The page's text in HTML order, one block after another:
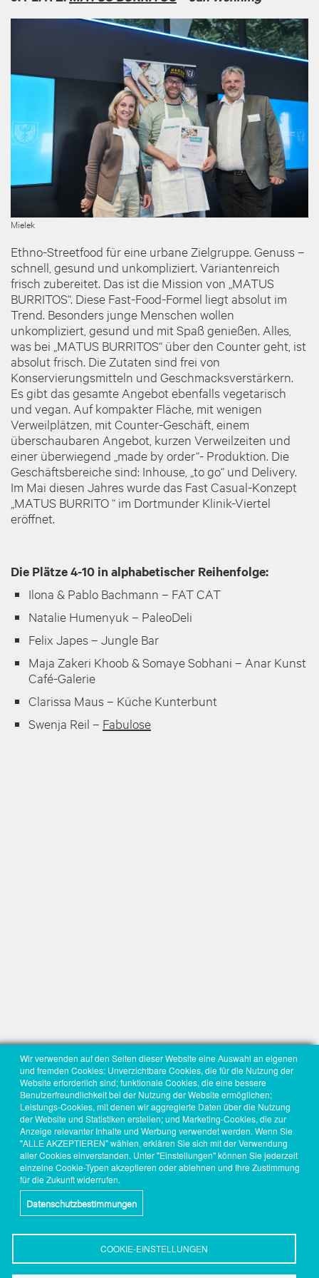
Mielek
Ethno-Streetfood für eine urbane Zielgruppe. Genuss –
schnell, gesund und unkompliziert. Variantenreich
frisch zubereitet. Das ist die Mission von „MATUS
BURRITOS“. Diese Fast-Food-Formel liegt absolut im
Trend. Besonders junge Menschen wollen
unkompliziert, gesund und mit Spaß genießen. Alles,
was bei „MATUS BURRITOS“ über den Counter geht, ist
absolut frisch. Die Zutaten sind frei von
Konservierungsmitteln und Geschmacksverstärkern.
Es gibt das gesamte Angebot ebenfalls vegetarisch
und vegan. Auf kompakter Fläche, mit wenigen
Verweilplätzen, mit Counter-Geschäft, einem
überschaubaren Angebot, kurzen Verweilzeiten und
einer überwiegend „made by order“- Produktion. Die
Geschäftsbereiche sind: Inhouse, „to go“ und Delivery.
Im Mai diesen Jahres wurde das Fast Casual-Konzept
„MATUS BURRITO “ im Dortmunder Klinik-Viertel
eröffnet.
Die Plätze 4-10 in alphabetischer Reihenfolge:
Ilona & Pablo Bachmann – FAT CAT
Natalie Humenyuk – PaleoDeli
Felix Japes – Jungle Bar
Maja Zakeri Khoob & Somaye Sobhani – Anar Kunst
Café-Galerie
Clarissa Maus – Küche Kunterbunt
Swenja Reil – Fabulose
Wir verwenden auf den Seiten dieser Website eine Auswahl an eigenen
und fremden Cookies: Unverzichtbare Cookies, die für die Nutzung der
Website erforderlich sind; funktionale Cookies, die eine bessere
Benutzerfreundlichkeit bei der Nutzung der Website ermöglichen;
Leistungs-Cookies, mit denen wir aggregierte Daten über die Nutzung
der Website und Statistiken erstellen; und Marketing-Cookies, die zur
Anzeige relevanter Inhalte und Werbung verwendet werden. Wenn Sie
"ALLE AKZEPTIEREN" wählen, erklären Sie sich mit der Verwendung
aller Cookies einverstanden. Unter "Einstellungen" können Sie jederzeit
einzelne Cookie-Typen akzeptieren oder ablehnen und Ihre Zustimmung
für die Zukunft widerrufen.
Datenschutzbestimmungen
COOKIE-EINSTELLUNGEN